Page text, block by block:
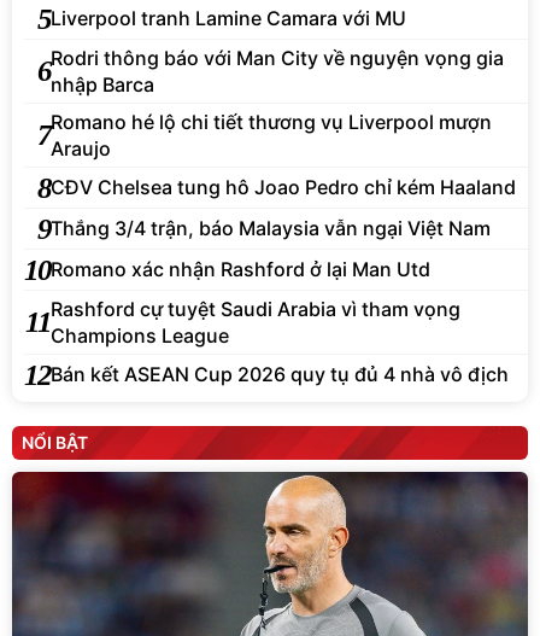
5Liverpool tranh Lamine Camara với MU
6Rodri thông báo với Man City về nguyện vọng gia
nhập Barca
7Romano hé lộ chi tiết thương vụ Liverpool mượn
Araujo
8CĐV Chelsea tung hô Joao Pedro chỉ kém Haaland
9Thắng 3/4 trận, báo Malaysia vẫn ngại Việt Nam
10Romano xác nhận Rashford ở lại Man Utd
11Rashford cự tuyệt Saudi Arabia vì tham vọng
Champions League
12Bán kết ASEAN Cup 2026 quy tụ đủ 4 nhà vô địch
NỔI BẬT